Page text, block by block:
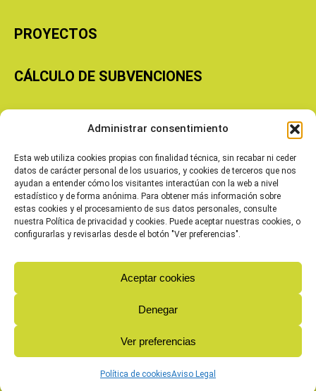
Administrar consentimiento
Esta web utiliza cookies propias con finalidad técnica, sin recabar ni ceder
datos de carácter personal de los usuarios, y cookies de terceros que nos
ayudan a entender cómo los visitantes interactúan con la web a nivel
estadístico y de forma anónima. Para obtener más información sobre
estas cookies y el procesamiento de sus datos personales, consulte
nuestra Política de privacidad y cookies. Puede aceptar nuestras cookies, o
configurarlas y revisarlas desde el botón "Ver preferencias".
Aceptar cookies
Denegar
Ver preferencias
Política de cookiesAviso Legal
PROYECTOS
CÁLCULO DE SUBVENCIONES